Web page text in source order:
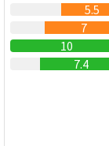
5.5
7
10
7.4